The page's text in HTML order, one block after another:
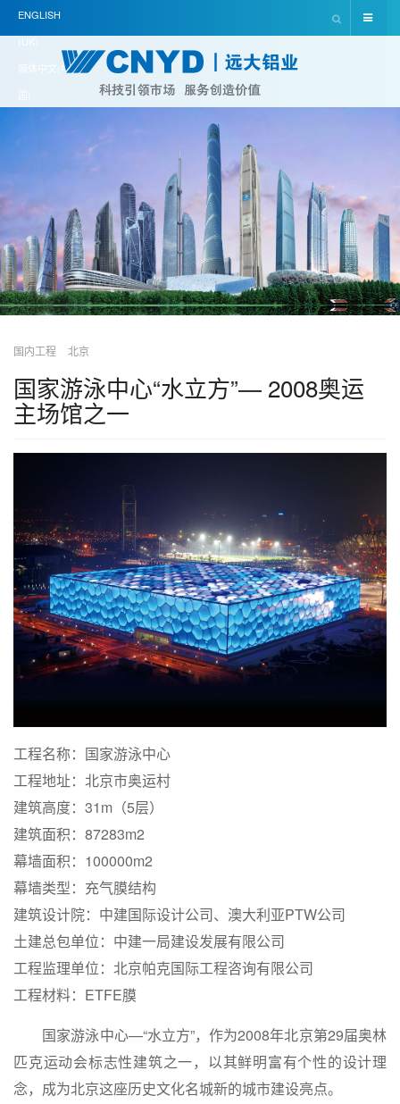
ENGLISH
(UK)
简体中文(中
国)
国内工程 北京
国家游泳中心“水立方”— 2008奥运
主场馆之一
工程名称：国家游泳中心
工程地址：北京市奥运村
建筑高度：31m（5层）
建筑面积：87283m2
幕墙面积：100000m2
幕墙类型：充气膜结构
建筑设计院：中建国际设计公司、澳大利亚PTW公司
土建总包单位：中建一局建设发展有限公司
工程监理单位：北京帕克国际工程咨询有限公司
工程材料：ETFE膜
国家游泳中心—“水立方”，作为2008年北京第29届奥林
匹克运动会标志性建筑之一，以其鲜明富有个性的设计理
念，成为北京这座历史文化名城新的城市建设亮点。